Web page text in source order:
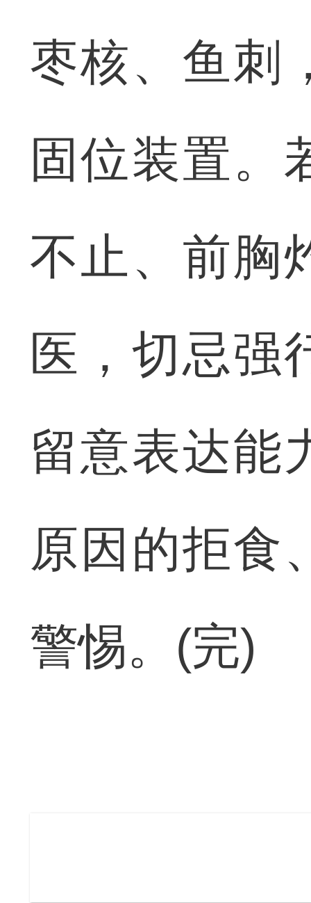
枣核、鱼刺
固位装置。
不止、前胸
医，切忌强
留意表达能
原因的拒食
警惕。(完)